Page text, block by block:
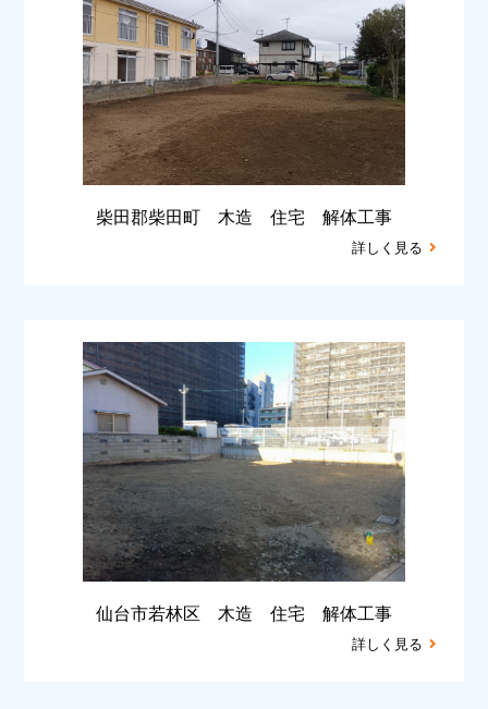
柴田郡柴田町 木造 住宅 解体工事
詳しく見る
仙台市若林区 木造 住宅 解体工事
詳しく見る